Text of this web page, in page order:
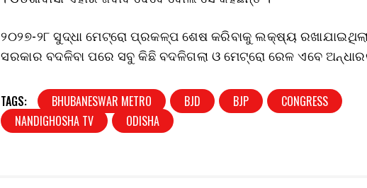
୨୦୨୭-୨୮ ସୁଦ୍ଧା ମେଟ୍ରୋ ପ୍ରକଳ୍ପ ଶେଷ କରିବାକୁ ଲକ୍ଷ୍ୟ
ସରକାର ବଦଳିବା ପରେ ସବୁ କିଛି ବଦଳିଗଲା ଓ ମେଟ୍ରୋ ରେଳ ଏବେ
TAGS: BHUBANESWAR METRO BJD BJP
CONGRESS
NANDIGHOSHA TV
ODISHA